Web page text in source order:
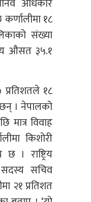
अधिकार
१८
संख्या
औसत ३५.१
१८
। नेपालको
मात्र विवाह
किशोरी
। राष्ट्रिय
सचिव
२१ प्रतिशत